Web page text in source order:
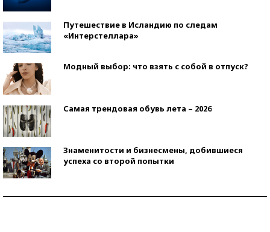
Путешествие в Исландию по следам
«Интерстеллара»
Модный выбор: что взять с собой в отпуск?
Самая трендовая обувь лета – 2026
Знаменитости и бизнесмены, добившиеся
успеха со второй попытки